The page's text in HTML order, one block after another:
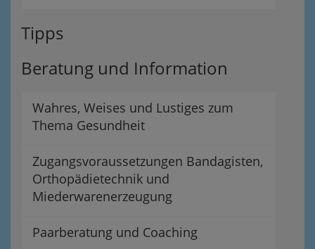
Tipps
Beratung und Information
Wahres, Weises und Lustiges zum
Thema Gesundheit
Zugangsvoraussetzungen Bandagisten,
Orthopädietechnik und
Miederwarenerzeugung
Paarberatung und Coaching